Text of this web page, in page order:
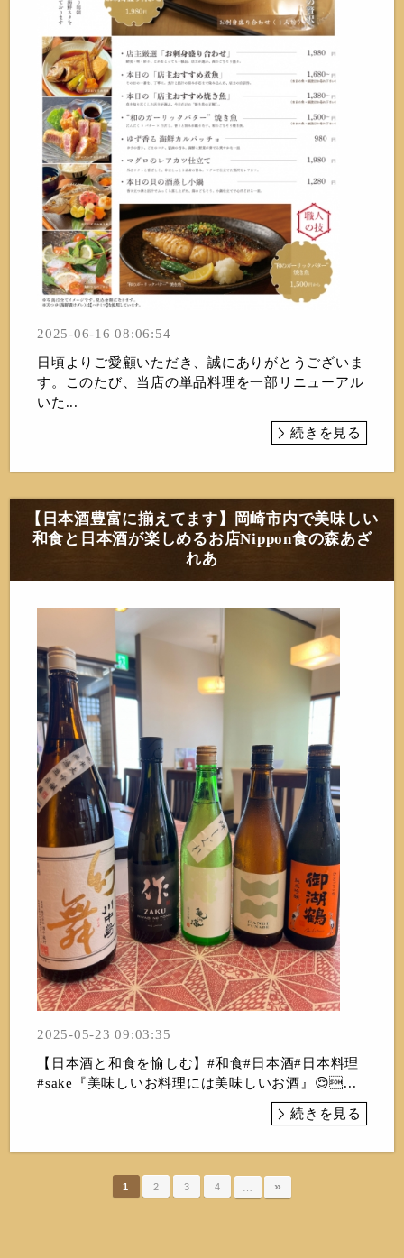
2025-06-16 08:06:54
日頃よりご愛顧いただき、誠にありがとうございま
す。このたび、当店の単品料理を一部リニューアル
いた...
続きを見る
【日本酒豊富に揃えてます】岡崎市内で美味しい
和食と日本酒が楽しめるお店Nippon食の森あざ
れあ
2025-05-23 09:03:35
【日本酒と和食を愉しむ】#和食#日本酒#日本料理
#sake『美味しいお料理には美味しいお酒』😌...
続きを見る
1 2 3 4 »